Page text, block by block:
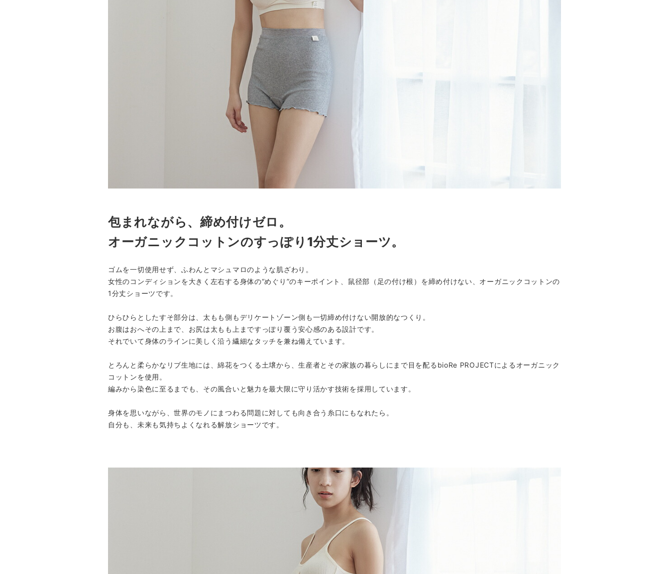
包まれながら、締め付けゼロ。
オーガニックコットンのすっぽり1分丈ショーツ。
ゴムを一切使用せず、ふわんとマシュマロのような肌ざわり。
女性のコンディションを大きく左右する身体の“めぐり”のキーポイント、鼠径部（足の付け根）を締め付けない、オーガニックコットンの
1分丈ショーツです。
ひらひらとしたすそ部分は、太もも側もデリケートゾーン側も一切締め付けない開放的なつくり。
お腹はおへその上まで、お尻は太もも上まですっぽり覆う安心感のある設計です。
それでいて身体のラインに美しく沿う繊細なタッチを兼ね備えています。
とろんと柔らかなリブ生地には、綿花をつくる土壌から、生産者とその家族の暮らしにまで目を配るbioRe PROJECTによるオーガニック
コットンを使用。
編みから染色に至るまでも、その風合いと魅力を最大限に守り活かす技術を採用しています。
身体を思いながら、世界のモノにまつわる問題に対しても向き合う糸口にもなれたら。
自分も、未来も気持ちよくなれる解放ショーツです。